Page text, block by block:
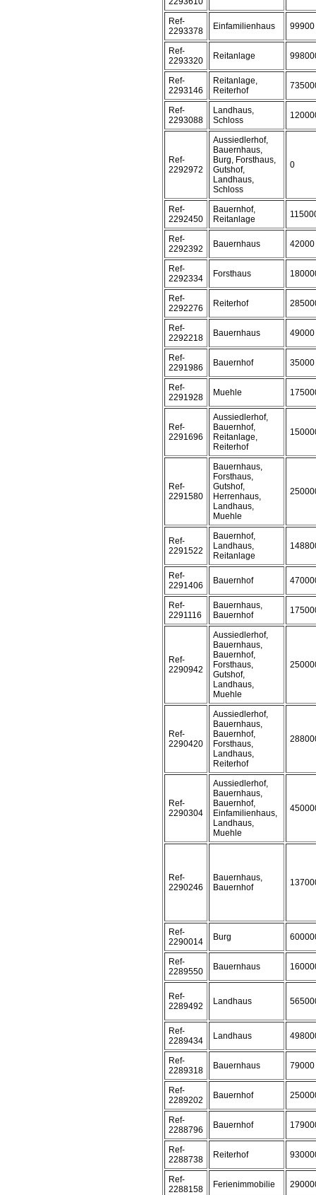
Ref-
2293378
Einfamilienhaus 99900
Ref-
2293320
Reitanlage
Ref-
2293146
Reitanlage,
Reiterhof
Ref-
2293088
Landhaus,
Schloss
Ref-
2292972
Aussiedlerhof,
Bauernhaus,
Burg, Forsthaus,
Gutshof,
Landhaus,
Schloss
0
Ref-
2292450
Bauernhof,
Reitanlage
Ref-
2292392
Bauernhaus 42000
Ref-
2292334
Forsthaus
Ref-
2292276
Reiterhof
Ref-
2292218
Bauernhaus 49000
Ref-
2291986
Bauernhof 35000
Ref-
2291928
Muehle
Ref-
2291696
Aussiedlerhof,
Bauernhof,
Reitanlage,
Reiterhof
Ref-
2291580
Bauernhaus,
Forsthaus,
Gutshof,
Herrenhaus,
Landhaus,
Muehle
Ref-
2291522
Bauernhof,
Landhaus,
Reitanlage
Ref-
2291406
Bauernhof
Ref-
2291116
Bauernhaus,
Bauernhof
Ref-
2290942
Aussiedlerhof,
Bauernhaus,
Bauernhof,
Forsthaus,
Gutshof,
Landhaus,
Muehle
Ref-
2290420
Aussiedlerhof,
Bauernhaus,
Bauernhof,
Forsthaus,
Landhaus,
Reiterhof
Ref-
2290304
Aussiedlerhof,
Bauernhaus,
Bauernhof,
Einfamilienhaus,
Landhaus,
Muehle
Ref-
2290246
Bauernhaus,
Bauernhof
Ref-
2290014
Burg
Ref-
2289550
Bauernhaus
Ref-
2289492
Landhaus
Ref-
2289434
Landhaus
Ref-
2289318
Bauernhaus 79000
Ref-
2289202
Bauernhof
Ref-
2288796
Bauernhof
Ref-
2288738
Reiterhof
Ref-
2288158
Ferienimmobilie